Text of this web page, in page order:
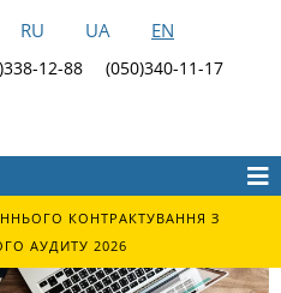
RU UA EN
12-88 (050)340-11-17
КОНТРАКТУВАННЯ З
АУДИТУ 2026